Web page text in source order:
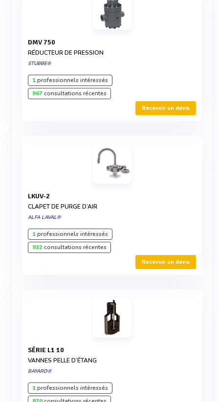
DMV 750
RÉDUCTEUR DE PRESSION
STUBBE®
1professionnels intéressés
967consultations récentes
Recevoir un devis
LKUV-2
CLAPET DE PURGE D’AIR
ALFA LAVAL®
1professionnels intéressés
932consultations récentes
Recevoir un devis
SÉRIE L1 10
VANNES PELLE D’ÉTANG
BAYARD®
1professionnels intéressés